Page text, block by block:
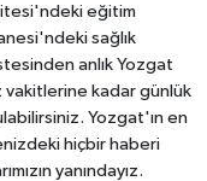
eğitim
sağlık
anlık Yozgat
vakitlerine kadar günlük
Yozgat'ın en
hiçbir haberi
yanındayız.